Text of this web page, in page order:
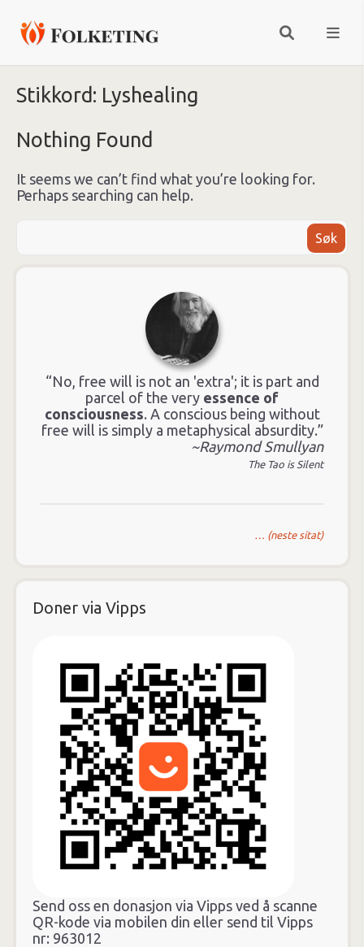
Stikkord: Lyshealing
Nothing Found
It seems we can’t find what you’re looking for.
Perhaps searching can help.
“No, free will is not an 'extra'; it is part and
parcel of the very essence of
consciousness. A conscious being without
free will is simply a metaphysical absurdity.”
~Raymond Smullyan
The Tao is Silent
… (neste sitat)
Doner via Vipps
Send oss en donasjon via Vipps ved å scanne
QR-kode via mobilen din eller send til Vipps
nr: 963012